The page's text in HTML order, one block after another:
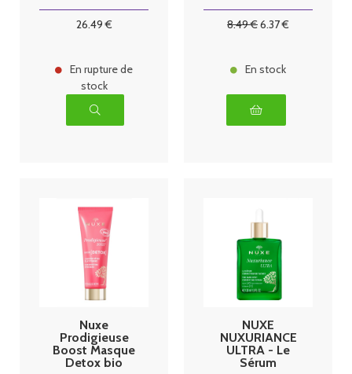
de Douche
30ml Offerte
26.49€
En rupture de
stock
8.49€6.37€
En stock
Nuxe
Prodigieuse
Boost Masque
Detox bio
NUXE
NUXURIANCE
ULTRA - Le
Sérum